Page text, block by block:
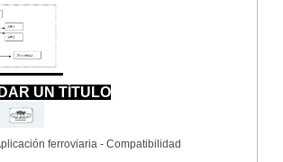
UN TÍTULO
ferroviaria - Compatibilidad